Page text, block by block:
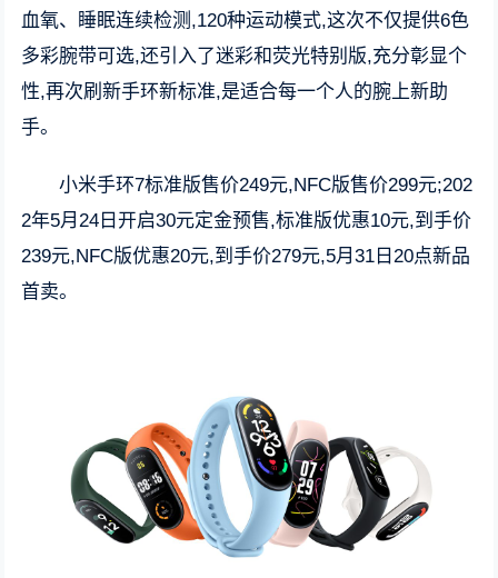
血氧、睡眠连续检测,120种运动模式,这次不仅提供6色
多彩腕带可选,还引入了迷彩和荧光特别版,充分彰显个
性,再次刷新手环新标准,是适合每一个人的腕上新助
手。
小米手环7标准版售价249元,NFC版售价299元;202
2年5月24日开启30元定金预售,标准版优惠10元,到手价
239元,NFC版优惠20元,到手价279元,5月31日20点新品
首卖。